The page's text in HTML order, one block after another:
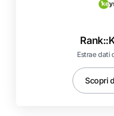
Rank::
Estrae dati
Scopri